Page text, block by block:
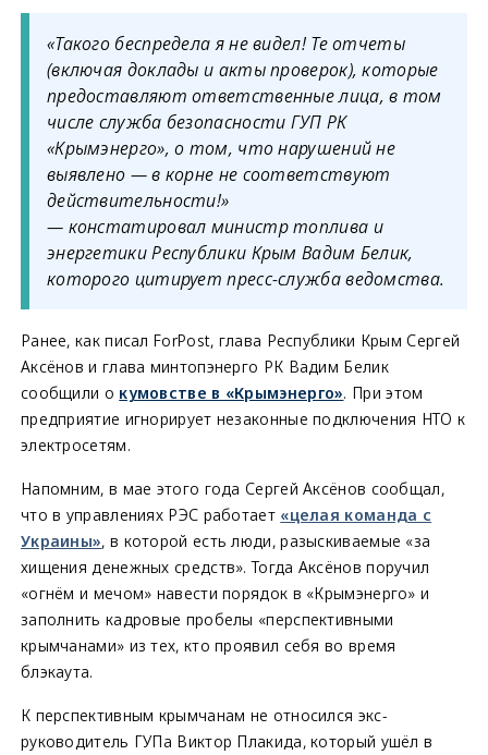
«Такого беспредела я не видел! Те отчеты
(включая доклады и акты проверок), которые
предоставляют ответственные лица, в том
числе служба безопасности ГУП РК
«Крымэнерго», о том, что нарушений не
выявлено — в корне не соответствуют
действительности!»
— констатировал министр топлива и
энергетики Республики Крым Вадим Белик,
которого цитирует пресс-служба ведомства.
Ранее, как писал ForPost, глава Республики Крым Сергей
Аксёнов и глава минтопэнерго РК Вадим Белик
сообщили о кумовстве в «Крымэнерго». При этом
предприятие игнорирует незаконные подключения НТО к
электросетям.
Напомним, в мае этого года Сергей Аксёнов сообщал,
что в управлениях РЭС работает «целая команда с
Украины», в которой есть люди, разыскиваемые «за
хищения денежных средств». Тогда Аксёнов поручил
«огнём и мечом» навести порядок в «Крымэнерго» и
заполнить кадровые пробелы «перспективными
крымчанами» из тех, кто проявил себя во время
блэкаута.
К перспективным крымчанам не относился экс-
руководитель ГУПа Виктор Плакида, который ушёл в